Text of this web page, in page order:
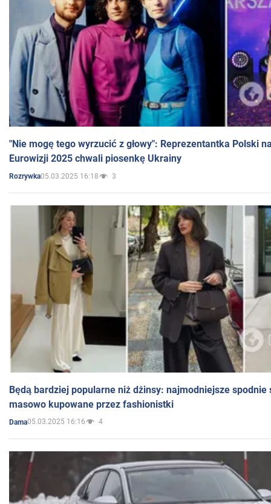
"Nie mogę tego wyrzucić z głowy": Reprezentantka Polski
Eurowizji 2025 chwali piosenkę Ukrainy
Rozrywka05.03.2025 16:18 3
Będą bardziej popularne niż dżinsy: najmodniejsze spodnie
masowo kupowane przez fashionistki
Dama05.03.2025 16:16 4